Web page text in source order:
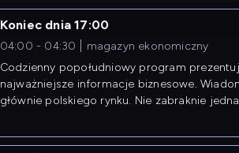
Koniec dnia 17:00
04:00 - 04:30
magazyn ekonomiczny
Codzienny popołudniowy program
najważniejsze informacje biznesowe.
głównie polskiego rynku. Nie zabraknie